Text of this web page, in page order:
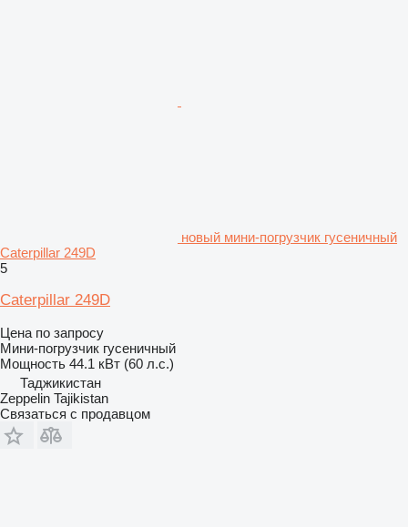
новый мини-погрузчик гусеничный
Caterpillar 249D
5
Caterpillar 249D
Цена по запросу
Мини-погрузчик гусеничный
Мощность 44.1 кВт (60 л.с.)
Таджикистан
Zeppelin Tajikistan
Связаться с продавцом